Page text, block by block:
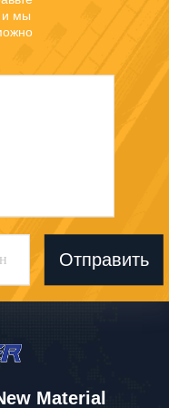
и мы
Отправить
Material